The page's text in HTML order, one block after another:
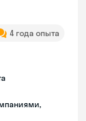
4 года опыта